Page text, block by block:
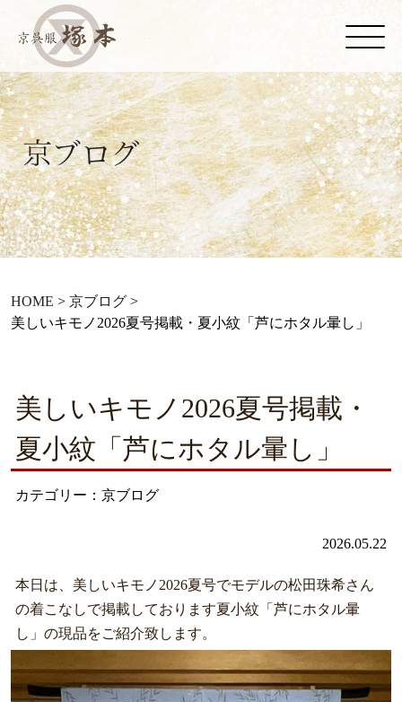
HOME > 京ブログ>
美しいキモノ2026夏号掲載・夏小紋「芦にホタル暈し」
美しいキモノ2026夏号掲載・
夏小紋「芦にホタル暈し」
カテゴリー：京ブログ
2026.05.22
本日は、美しいキモノ2026夏号でモデルの松田珠希さん
の着こなしで掲載しております夏小紋「芦にホタル暈
し」の現品をご紹介致します。